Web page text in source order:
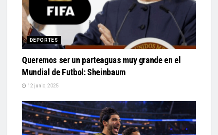
DEPORTES
Queremos ser un parteaguas muy grande en el
Mundial de Futbol: Sheinbaum
12 junio, 2025